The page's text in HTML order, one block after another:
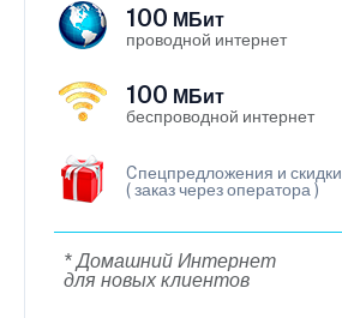
100 МБит
проводной интернет
100 МБит
беспроводной интернет
Cпецпредложения и скидки
( заказ через оператора )
* Домашний Интернет
для новых клиентов